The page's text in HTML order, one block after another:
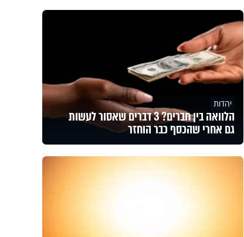
יהדות
הלוואה בין חברים? 3 דברים שאסור לעשות
גם אחרי שהכסף כבר הוחזר